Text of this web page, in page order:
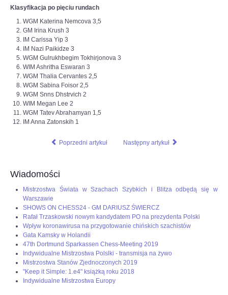
Klasyfikacja po pięciu rundach
WGM Katerina Nemcova 3,5
GM Irina Krush 3
IM Carissa Yip 3
IM Nazi Paikidze 3
WGM Gulrukhbegim Tokhirjonova 3
WIM Ashritha Eswaran 3
WGM Thalia Cervantes 2,5
WGM Sabina Foisor 2,5
WGM Snns Dhstrvich 2
WIM Megan Lee 2
WGM Tatev Abrahamyan 1,5
IM Anna Zatonskih 1
Poprzedni artykuł Następny artykuł
Wiadomości
Mistrzostwa Świata w Szachach Szybkich i Blitza odbędą się w
Warszawie
SHOWS ON CHESS24 - GM DARIUSZ ŚWIERCZ
Rafał Trzaskowski nowym kandydatem PO na prezydenta Polski
Wpływ koronawirusa na przygotowanie chińskich szachistów
Gata Kamsky w Holandii
47th Dortmund Sparkassen Chess-Meeting 2019
Indywidualne Mistrzostwa Polslki - transmisja na żywo
Mistrzostwa Stanów Zjednoczonych 2019
"Keep it Simple: 1.e4" książką roku 2018
Indywidualne Mistrzostwa Europy